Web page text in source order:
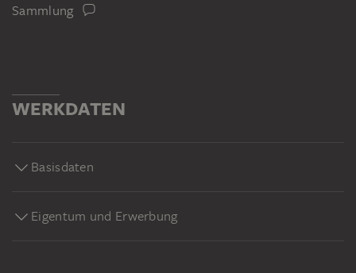
Sammlung
WERKDATEN
Basisdaten
Eigentum und Erwerbung